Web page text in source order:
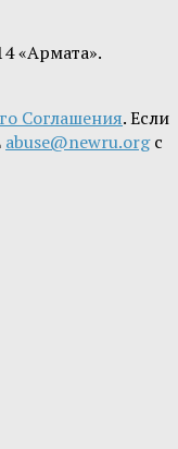
«Армата».
Соглашения. Если
abuse@newru.orgс